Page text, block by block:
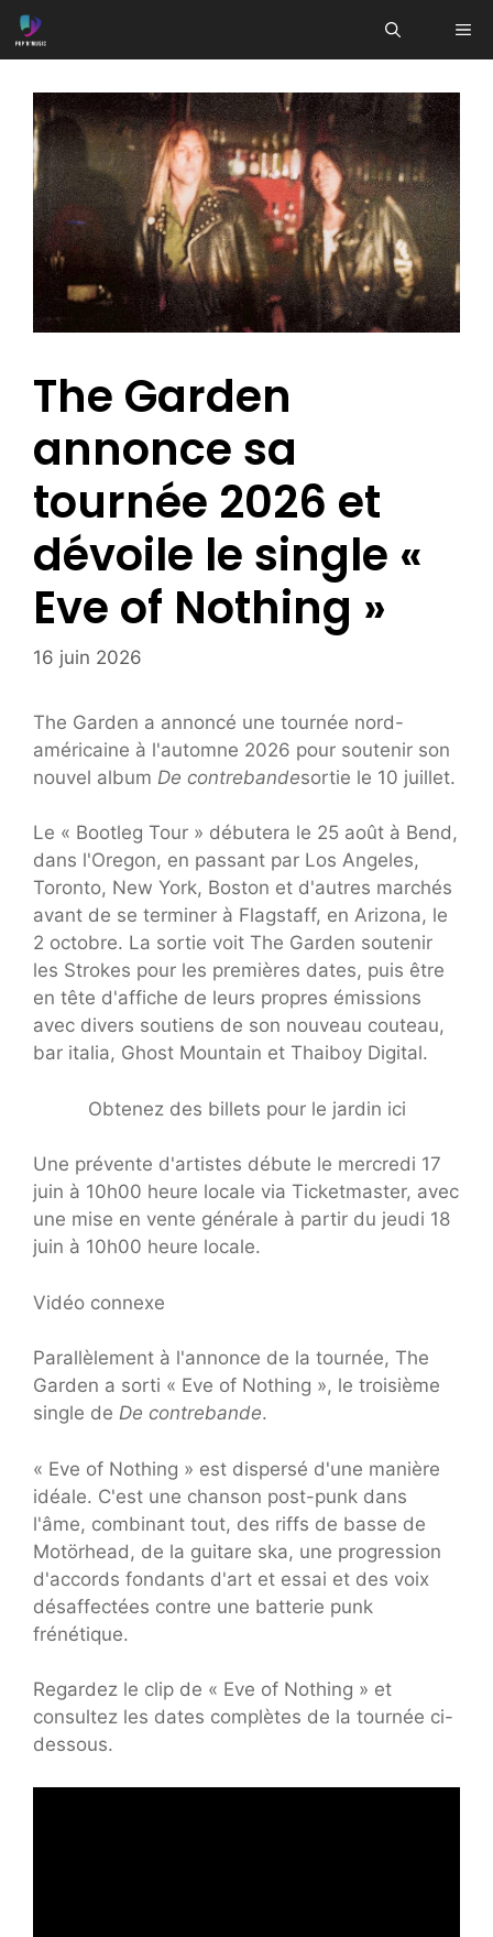
Aller
au
The Garden
annonce sa
tournée 2026 et
dévoile le single «
Eve of Nothing »
16 juin 2026
The Garden a annoncé une tournée nord-
américaine à l'automne 2026 pour soutenir son
nouvel album De contrebandesortie le 10 juillet.
Le « Bootleg Tour » débutera le 25 août à Bend,
dans l'Oregon, en passant par Los Angeles,
Toronto, New York, Boston et d'autres marchés
avant de se terminer à Flagstaff, en Arizona, le
2 octobre. La sortie voit The Garden soutenir
les Strokes pour les premières dates, puis être
en tête d'affiche de leurs propres émissions
avec divers soutiens de son nouveau couteau,
bar italia, Ghost Mountain et Thaiboy Digital.
Obtenez des billets pour le jardin ici
Une prévente d'artistes débute le mercredi 17
juin à 10h00 heure locale via Ticketmaster, avec
une mise en vente générale à partir du jeudi 18
juin à 10h00 heure locale.
Vidéo connexe
Parallèlement à l'annonce de la tournée, The
Garden a sorti « Eve of Nothing », le troisième
single de De contrebande.
« Eve of Nothing » est dispersé d'une manière
idéale. C'est une chanson post-punk dans
l'âme, combinant tout, des riffs de basse de
Motörhead, de la guitare ska, une progression
d'accords fondants d'art et essai et des voix
désaffectées contre une batterie punk
frénétique.
Regardez le clip de « Eve of Nothing » et
consultez les dates complètes de la tournée ci-
dessous.